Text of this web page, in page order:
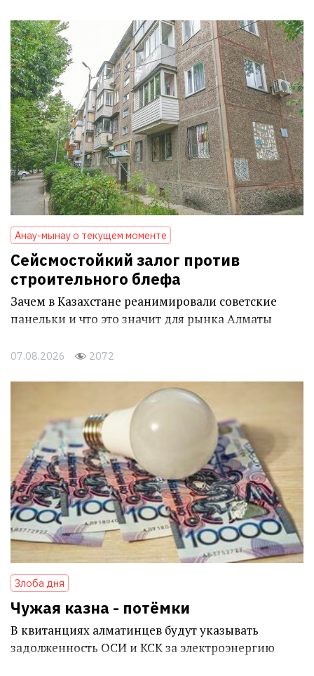
Анау-мынау о текущем моменте
Сейсмостойкий залог против
строительного блефа
Зачем в Казахстане реанимировали советские
панельки и что это значит для рынка Алматы
07.08.2026 2072
Злоба дня
Чужая казна - потёмки
В квитанциях алматинцев будут указывать
задолженность ОСИ и КСК за электроэнергию